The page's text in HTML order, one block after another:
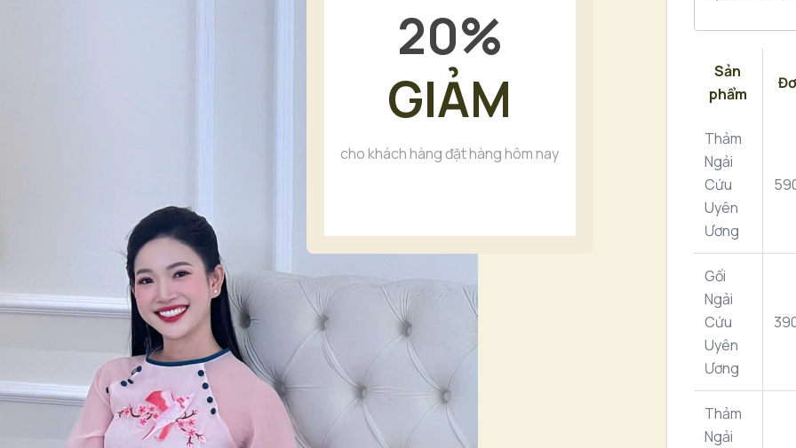
20%
GIẢM
cho khách hàng đặt hàng hôm nay
Sản
phẩm
Thảm
Ngải
Cứu
Uyên
Ương
Gối
Ngải
Cứu
Uyên
Ương
Thảm
Ngải